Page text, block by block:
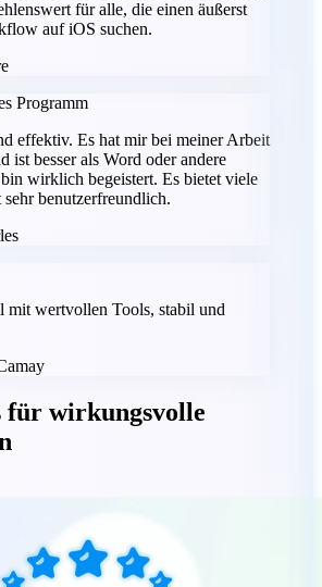
für alle, die einen äußerst
auf iOS suchen.
Programm
effektiv. Es hat mir bei meiner Arbeit
ist besser als Word oder andere
bin wirklich begeistert. Es bietet viele
sehr benutzerfreundlich.
mit wertvollen Tools, stabil und
für wirkungsvolle